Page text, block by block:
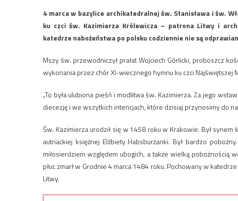
4 marca w bazylice archikatedralnej św. Stanisława i św.
ku czci św. Kazimierza Królewicza – patrona Litwy i
katedrze nabożeństwa po polsku codziennie nie są
Mszy św. przewodniczył prałat Wojciech Górlicki, proboszcz
wykonania przez chór XI-wiecznego hymnu ku czci Najświętszej
„To była ulubiona pieśń i modlitwa św. Kazimierza. Za jego
diecezję i we wszytkich intencjach, które dzisiaj przynosimy do
Św. Kazimierza urodził się w 1458 roku w Krakowie. Był
autriackiej księżnej Elżbiety Habsburżanki. Był bardzo
miłosierdziem względem ubogich, a także wielką pobożnością
płuc zmarł w Grodnie 4 marca 1484 roku. Pochowany w
Litwy.